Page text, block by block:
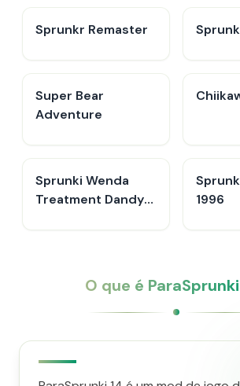
Sprunkr Remaster
Super Bear
Adventure
Sprunki Wenda
Treatment Dandys
1996
O que é ParaSprunki